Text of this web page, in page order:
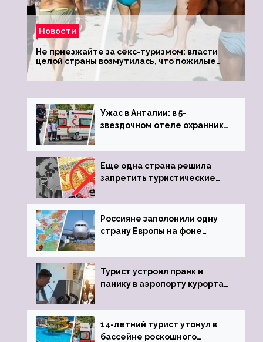
Новости
Не приезжайте за секс-туризмом: власти
целой страны возмутилась, что пожилые
туристки массово едут к ним, чтобы
обзавестись молодыми любовниками
Ужас в Анталии: в 5-
звездочном отеле охранник
пистолета
Еще одна страна решила
запретить туристические
Россияне заполонили одну
страну Европы на фоне
виз
Турист устроил пранк и
панику в аэропорту курорта,
задержке рейса
14-летний турист утонул в
бассейне роскошного